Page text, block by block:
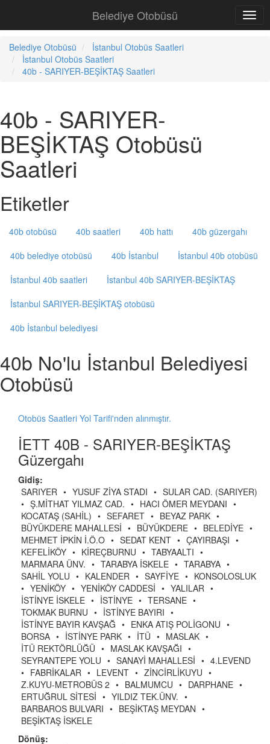
Belediye Otobüsü
Belediye Otobüsü
İstanbul Otobüs Saatleri
İstanbul Otobüs Saatleri
40b - SARIYER-BEŞİKTAŞ Saatleri
40b - SARIYER-
BEŞİKTAŞ Otobüsü
Saatleri
Etiketler
40b otobüsü 40b saatleri 40b hattı
40b güzergahı
40b belediye otobüsü
40b İstanbul
İstanbul 40b otobüsü
İstanbul 40b saatleri
İstanbul 40b SARIYER-BEŞİKTAŞ
İstanbul SARIYER-BEŞİKTAŞ otobüsü
40b İstanbul belediyesi
40b No'lu İstanbul Belediyesi
Otobüsü
Otobüs Saatleri Yol Tarifi'nden alınmıştır.
İETT 40B - SARIYER-BEŞİKTAŞ
Güzergahı
Gidiş:
SARIYER • YUSUF ZİYA STADI • SULAR CAD. (SARIYER)
• Ş.MİTHAT YILMAZ CAD. • HACI ÖMER MEYDANI •
KOCATAŞ (SAHİL) • SEFARET • BEYAZ PARK •
BÜYÜKDERE MAHALLESİ • BÜYÜKDERE • BELEDİYE •
MEHMET İPKİN İ.Ö.O • SEDAT KENT • ÇAYIRBAŞI •
KEFELİKÖY • KİREÇBURNU • TABYAALTI •
MARMARA ÜNV. • TARABYA İSKELE • TARABYA •
SAHİL YOLU • KALENDER • SAYFİYE • KONSOLOSLUK
• YENİKÖY • YENİKÖY CADDESİ • YALILAR •
İSTİNYE İSKELE • İSTİNYE • TERSANE •
TOKMAK BURNU • İSTİNYE BAYIRI •
İSTİNYE BAYIR KAVŞAĞ • ENKA ATIŞ POLİGONU •
BORSA • İSTİNYE PARK • İTÜ • MASLAK •
İTÜ REKTÖRLÜĞÜ • MASLAK KAVŞAĞI •
SEYRANTEPE YOLU • SANAYİ MAHALLESİ • 4.LEVEND
• FABRİKALAR • LEVENT • ZİNCİRLİKUYU •
Z.KUYU-METROBÜS 2 • BALMUMCU • DARPHANE •
ERTUĞRUL SİTESİ • YILDIZ TEK.ÜNV. •
BARBAROS BULVARI • BEŞİKTAŞ MEYDAN •
BEŞİKTAŞ İSKELE
Dönüş: